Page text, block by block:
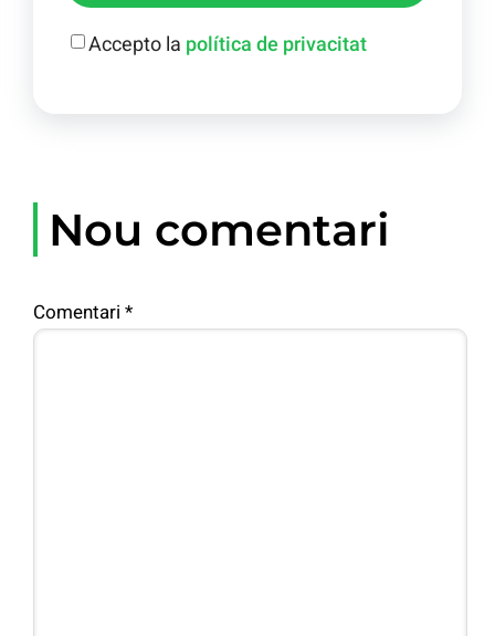
Accepto la política de privacitat
Nou comentari
Comentari *